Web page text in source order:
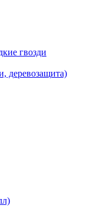
гвозди
деревозащита)